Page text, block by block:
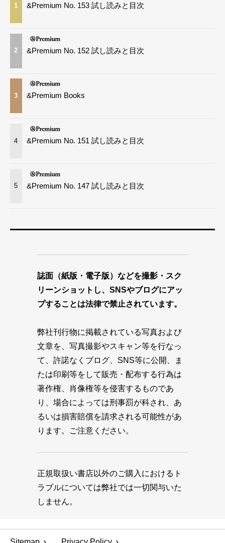
1 &Premium No. 153 試し読みと目次
2 &Premium No. 152 試し読みと目次
3 &Premium Books
4 &Premium No. 151 試し読みと目次
5 &Premium No. 147 試し読みと目次
誌面（紙版・電子版）などを撮影・スク
リーンショットし、SNSやブログにアッ
プすることは法律で禁止されています。
弊社刊行物に掲載されている写真および
文章を、写真撮影やスキャン等を行なっ
て、許諾なくブログ、SNS等に公開、ま
たは印刷等をして販売・配布する行為は
著作権、肖像権等を侵害するものであ
り、場合によっては刑事罰が科され、あ
るいは損害賠償を請求される可能性があ
ります。ご注意ください。
正規取扱い書店以外のご購入におけるト
ラブルについては弊社では一切関与いた
しません。